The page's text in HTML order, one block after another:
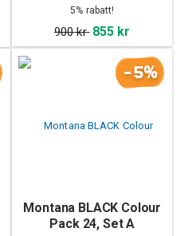
5% rabatt!
900 kr 855 kr
-5%
Montana BLACK Colour
Pack 24, Set A